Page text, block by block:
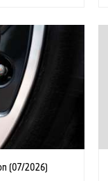
(07/2026)